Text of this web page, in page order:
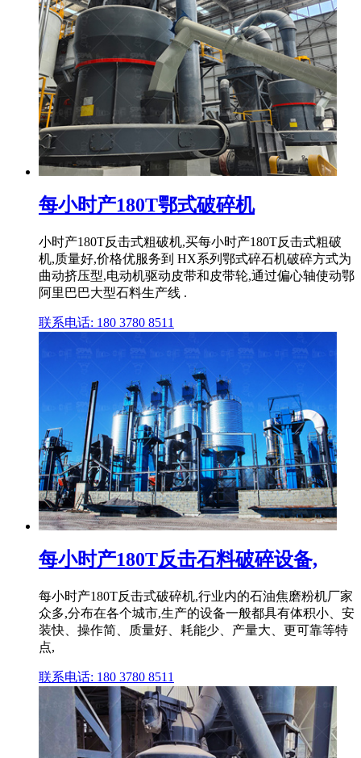
每小时产180T鄂式破碎机
小时产180T反击式粗破机,买每小时产180T反击式粗破
机,质量好,价格优服务到 HX系列鄂式碎石机破碎方式为
曲动挤压型,电动机驱动皮带和皮带轮,通过偏心轴使动鄂
阿里巴巴大型石料生产线 .
联系电话: 180 3780 8511
每小时产180T反击石料破碎设备,
每小时产180T反击式破碎机,行业内的石油焦磨粉机厂家
众多,分布在各个城市,生产的设备一般都具有体积小、安
装快、操作简、质量好、耗能少、产量大、更可靠等特
点,
联系电话: 180 3780 8511